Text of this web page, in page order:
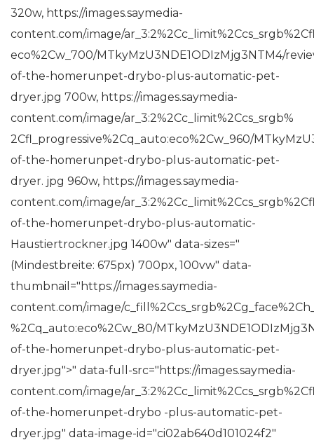
320w, https://images.saymedia-
content.com/.image/
eco%2Cw_700/MTkyMzU3NDE1ODIzMjg3NTM4/
of-the-homerunpet-drybo-plus-automatic-pet-
dryer.jpg 700w, https://images.saymedia-
content.com/.image/ar_3:2%2Cc_limit%2Ccs_srgb%
2Cfl_progressive%2Cq_auto:eco%2Cw_960/
of-the-homerunpet-drybo-plus-automatic-pet-
dryer. jpg 960w, https://images.saymedia-
content.com/.image/
of-the-homerunpet-drybo-plus-automatic-
Haustiertrockner.jpg 1400w" data-sizes="
(Mindestbreite: 675px) 700px, 100vw" data-
thumbnail="https://images.saymedia-
content.com/.image/
%2Cq_auto:eco%2Cw_80/
of-the-homerunpet-drybo-plus-automatic-pet-
dryer.jpg">" data-full-src="https://images.saymedia-
content.com/.image/
of-the-homerunpet-drybo -plus-automatic-pet-
dryer.jpg" data-image-id="ci02ab640d101024f2"